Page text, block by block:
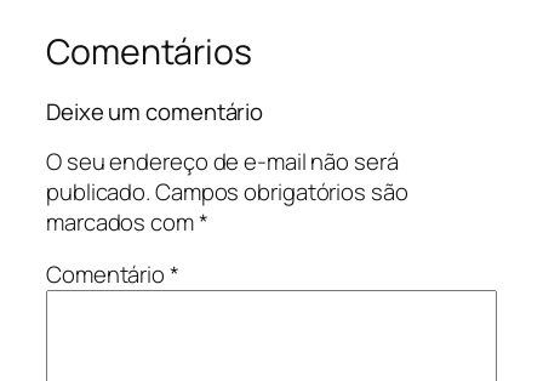
Comentários
Deixe um comentário
O seu endereço de e-mail não será
publicado.Campos obrigatórios são
marcados com*
Comentário*